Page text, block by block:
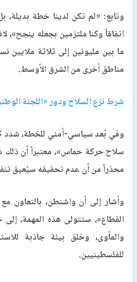
وتابع: «لم تكن لدينا خطة
اتفاقاً وكنا ملتزمين بجعله ينجح»،
ما بين مليونين إلى ثلاثة
مناطق أخرى من الشرق الأوسط.
شرط نزع السلاح ودور «اللجنة
وفي بُعد سياسي-أمني للخطة، شدد
سلاح حركة حماس»، معتبراً أن ذلك
محذراً من أن عدم تحقيقه سيُعيق
وأشار إلى أن واشنطن، بالتعاون
القطاع»، ستتولى هذه المهمة، إلى
والمأوى، وخلق بيئة جاذبة
للفلسطينيين.